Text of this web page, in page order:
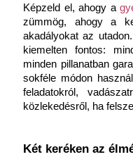
Képzeld el, ahogy a
zümmög, ahogy a
akadályokat az
kiemelten fontos:
minden pillanatban
sokféle módon
feladatokról,
közlekedésről, ha
Két keréken az